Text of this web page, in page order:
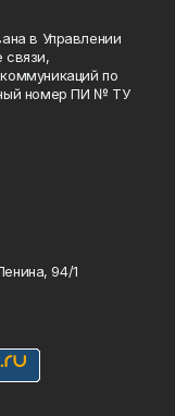
в Управлении
связи,
по
номер ПИ № ТУ
94/1